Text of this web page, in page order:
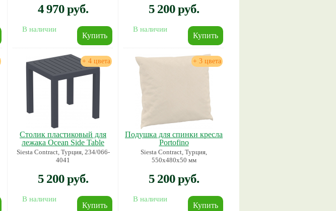
4 970 руб.
В наличии
5 200 руб.
В наличии
+ 4 цвета
Столик пластиковый для
лежака Ocean Side Table
Siesta Contract, Турция, 234/066-
4041
5 200 руб.
В наличии
+ 3 цвета
Подушка для спинки кресла
Portofino
Siesta Contract, Турция,
550х480х50 мм
5 200 руб.
В наличии